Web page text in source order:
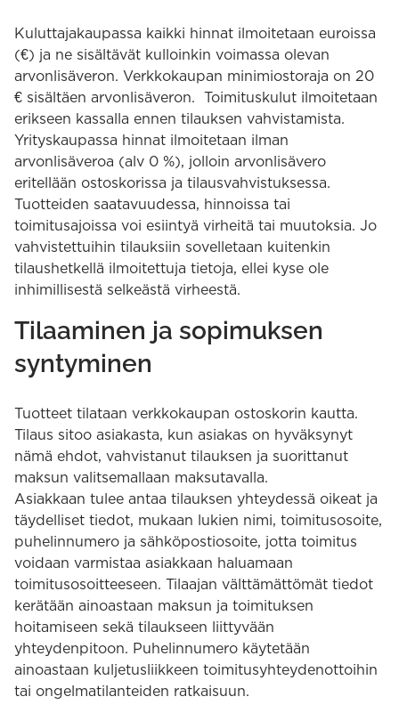
Kuluttajakaupassa kaikki hinnat ilmoitetaan euroissa
(€) ja ne sisältävät kulloinkin voimassa olevan
arvonlisäveron. Verkkokaupan minimiostoraja on 20
€ sisältäen arvonlisäveron. Toimituskulut ilmoitetaan
erikseen kassalla ennen tilauksen vahvistamista.
Yrityskaupassa hinnat ilmoitetaan ilman
arvonlisäveroa (alv 0 %), jolloin arvonlisävero
eritellään ostoskorissa ja tilausvahvistuksessa.
Tuotteiden saatavuudessa, hinnoissa tai
toimitusajoissa voi esiintyä virheitä tai muutoksia. Jo
vahvistettuihin tilauksiin sovelletaan kuitenkin
tilaushetkellä ilmoitettuja tietoja, ellei kyse ole
inhimillisestä selkeästä virheestä.
Tilaaminen ja sopimuksen
syntyminen
Tuotteet tilataan verkkokaupan ostoskorin kautta.
Tilaus sitoo asiakasta, kun asiakas on hyväksynyt
nämä ehdot, vahvistanut tilauksen ja suorittanut
maksun valitsemallaan maksutavalla.
Asiakkaan tulee antaa tilauksen yhteydessä oikeat ja
täydelliset tiedot, mukaan lukien nimi, toimitusosoite,
puhelinnumero ja sähköpostiosoite, jotta toimitus
voidaan varmistaa asiakkaan haluamaan
toimitusosoitteeseen. Tilaajan välttämättömät tiedot
kerätään ainoastaan maksun ja toimituksen
hoitamiseen sekä tilaukseen liittyvään
yhteydenpitoon. Puhelinnumero käytetään
ainoastaan kuljetusliikkeen toimitusyhteydenottoihin
tai ongelmatilanteiden ratkaisuun.